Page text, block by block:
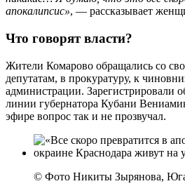
апокалипсис», — рассказывает
Что говорят власти?
Жители Комарово обращались со
депутатам, в прокуратуру, к
администрации. Зарегистрировали
линии губернатора Кубани
эфире вопрос так и не прозвучал.
© Фото Никиты Зырянова,